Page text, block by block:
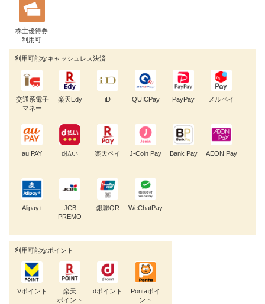
株主優待券
利用可
利用可能なキャッシュレス決済
交通系電子
マネー
楽天Edy iD QUICPay PayPay メルペイ
au PAY d払い 楽天ペイ J-Coin Pay Bank Pay AEON Pay
Alipay+
JCB
PREMO
銀聯QR WeChatPay
利用可能なポイント
Vポイント
楽天
ポイント
dポイント
Pontaポイ
ント